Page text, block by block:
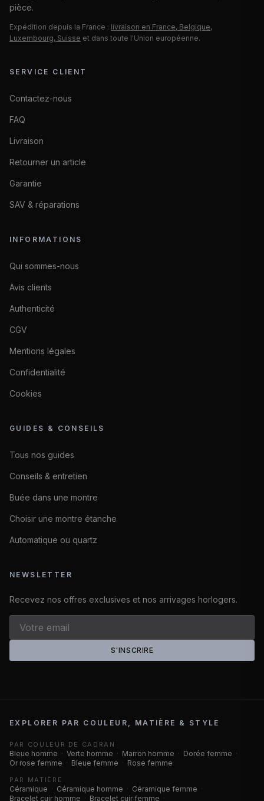
pièce.
Expédition depuis la France : livraison en France, Belgique,
Luxembourg, Suisse et dans toute l'Union européenne.
SERVICE CLIENT
Contactez-nous
FAQ
Livraison
Retourner un article
Garantie
SAV & réparations
INFORMATIONS
Qui sommes-nous
Avis clients
Authenticité
CGV
Mentions légales
Confidentialité
Cookies
GUIDES & CONSEILS
Tous nos guides
Conseils & entretien
Buée dans une montre
Choisir une montre étanche
Automatique ou quartz
NEWSLETTER
Recevez nos offres exclusives et nos arrivages horlogers.
S'INSCRIRE
EXPLORER PAR COULEUR, MATIÈRE & STYLE
PAR COULEUR DE CADRAN
Bleue homme · Verte homme · Marron homme · Dorée femme ·
Or rose femme · Bleue femme · Rose femme
PAR MATIÈRE
Céramique · Céramique homme · Céramique femme ·
Bracelet cuir homme · Bracelet cuir femme ·